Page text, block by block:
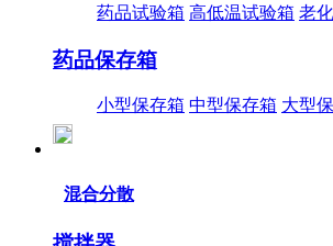
药品试验箱 高低温试验箱 老
药品保存箱
小型保存箱 中型保存箱 大型
混合分散